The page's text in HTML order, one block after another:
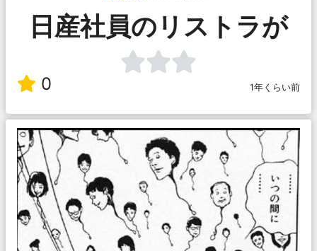
日産社員のリストラが
0 1年くらい前